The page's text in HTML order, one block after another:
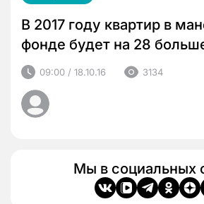
В 2017 году квартир в
фонде будет на 28
09:00 / 18.10.16 3134
Мы в социальных